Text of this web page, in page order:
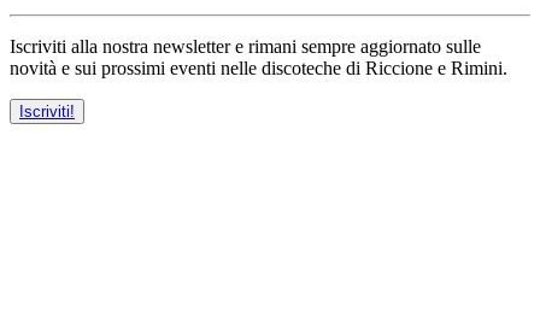
Iscriviti alla nostra newsletter e rimani sempre aggiornato sulle
novità e sui prossimi eventi nelle discoteche di Riccione e Rimini.
Iscriviti!